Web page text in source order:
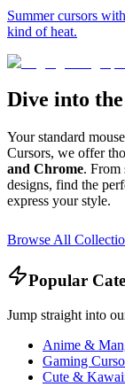
Summer cursors
kind of heat.
Dive into
Your standard
Cursors, we offer
and Chrome. From
designs, find the
express your style.
Browse All
Popular
Jump straight into
Anime &
Gaming
Cute &